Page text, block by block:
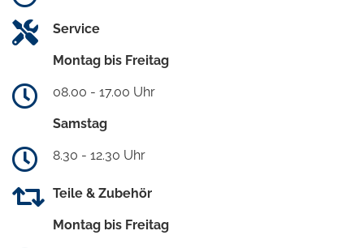
Service
Montag bis Freitag
08.00 - 17.00 Uhr
Samstag
8.30 - 12.30 Uhr
Teile & Zubehör
Montag bis Freitag